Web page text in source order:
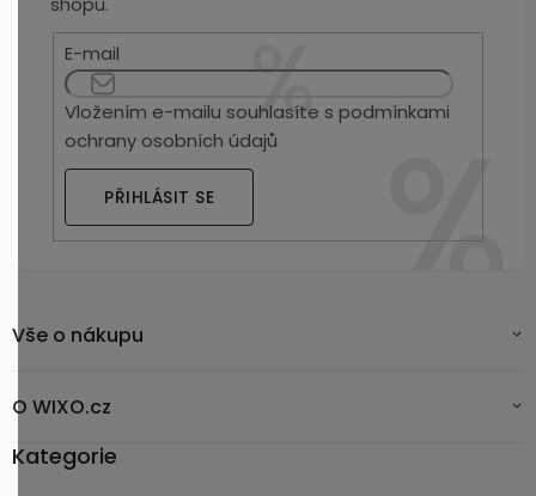
E-mail
Vložením e-mailu souhlasíte spodmínkami
ochrany osobních údajů
PŘIHLÁSIT SE
Vše o nákupu
O WIXO.cz
Kategorie